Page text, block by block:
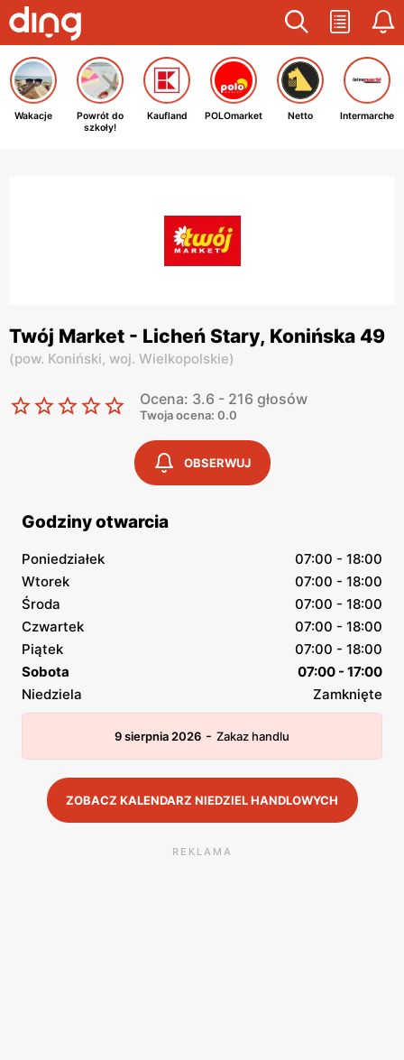
Wakacje
Powrót do
szkoły!
Kaufland POLOmarket Netto Intermarche
Twój Market - Licheń Stary, Konińska 49
(pow. Koniński, woj. Wielkopolskie)
Ocena: 3.6 - 216 głosów
Twoja ocena: 0.0
OBSERWUJ
Godziny otwarcia
Poniedziałek
07:00 - 18:00
Wtorek
07:00 - 18:00
Środa
07:00 - 18:00
Czwartek
07:00 - 18:00
Piątek
07:00 - 18:00
Sobota
07:00 - 17:00
Niedziela
Zamknięte
9 sierpnia 2026 - Zakaz handlu
ZOBACZ KALENDARZ NIEDZIEL HANDLOWYCH
REKLAMA